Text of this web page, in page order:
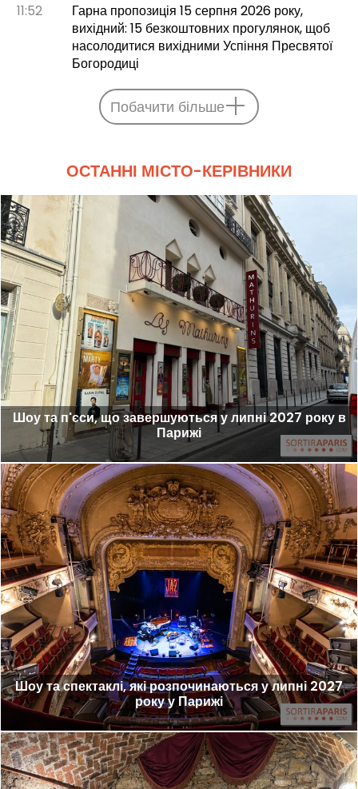
11:52
Гарна пропозиція 15 серпня 2026 року,
вихідний: 15 безкоштовних прогулянок, щоб
насолодитися вихідними Успіння Пресвятої
Богородиці
Побачити більше
ОСТАННІ МІСТО-КЕРІВНИКИ
Шоу та п'єси, що завершуються у липні 2027 року в
Парижі
Шоу та спектаклі, які розпочинаються у липні 2027
року у Парижі